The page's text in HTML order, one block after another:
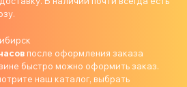
после оформления заказа
быстро можно оформить заказ.
наш каталог, выбрать